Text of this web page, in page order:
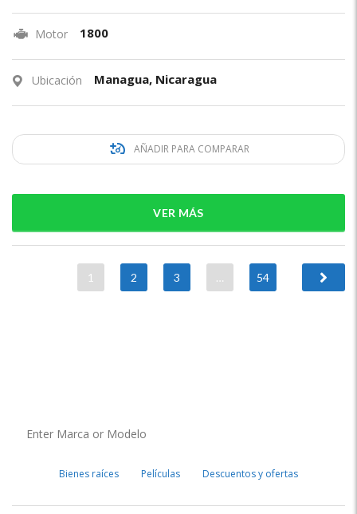
Motor 1800
Ubicación Managua, Nicaragua
AÑADIR PARA COMPARAR
VER MÁS
1 2 3 … 54
Bienes raíces Películas Descuentos y ofertas